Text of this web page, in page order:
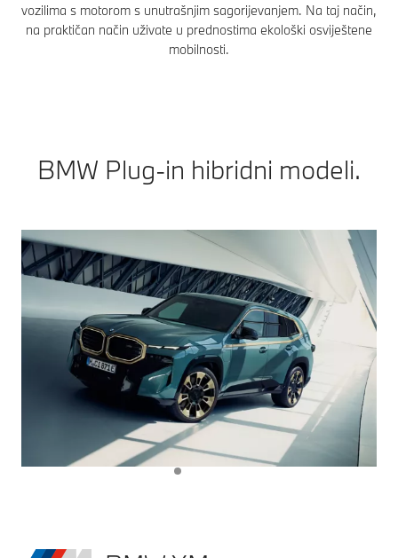
vozilima s motorom s unutrašnjim sagorijevanjem. Na taj način,
na praktičan način uživate u prednostima ekološki osviještene
mobilnosti.
BMW Plug-in hibridni modeli.